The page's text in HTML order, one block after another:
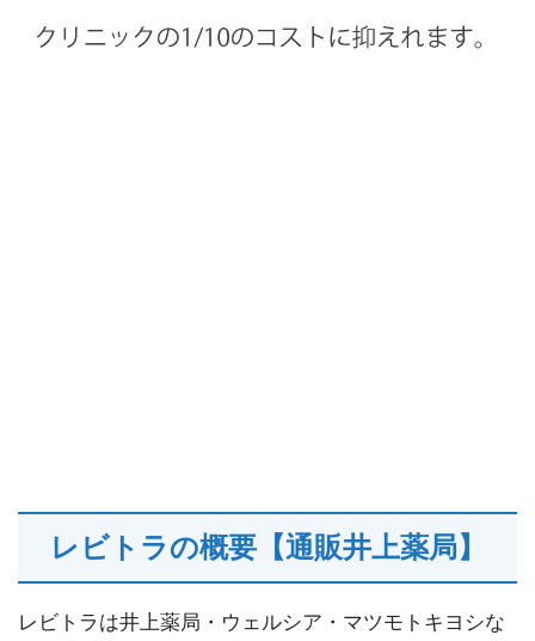
レビトラの概要【通販井上薬局】
レビトラは井上薬局・ウェルシア・マツモトキヨシな